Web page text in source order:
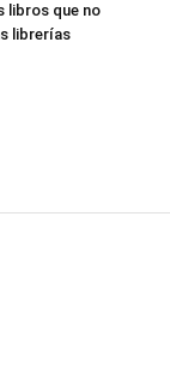
libros que no
librerías